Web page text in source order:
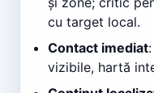
cu target local.
Contact imediat
vizibile, hartă